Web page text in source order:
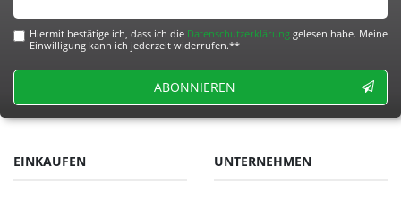
Hiermit bestätige ich, dass ich die Daten­schutz­erklärunggelesen habe. Meine
Einwilligung kann ich jederzeit widerrufen.**
ABONNIEREN
EINKAUFEN UNTERNEHMEN